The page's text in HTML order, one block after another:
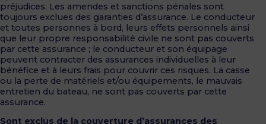
préjudices. Les amendes et sanctions pénales sont
toujours exclues des garanties d’assurance. Le conducteur
et toutes personnes à bord, leurs effets personnels ainsi
que leur propre responsabilité civile ne sont pas couverts
par cette assurance ; le conducteur et son équipage
peuvent contracter des assurances individuelles à leur
bénéfice et à leurs frais pour couvrir ces risques. La casse
ou la perte de matériels et/ou équipements, le mauvais
entretien du bateau, ne sont pas couverts par cette
assurance.
Sont exclus de la couverture d’assurances des